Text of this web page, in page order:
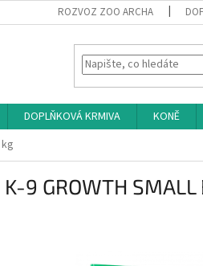
ROZVOZ ZOO ARCHA
DOPLŇKOVÁ KRMIVA KONĚ
kg
K-9 GROWTH SMALL